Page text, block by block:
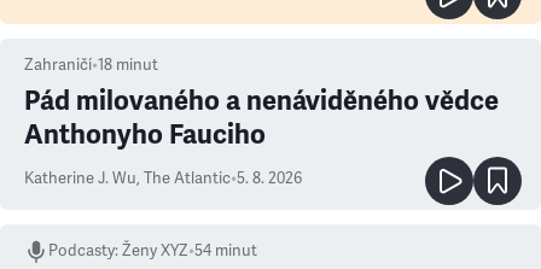
Zahraničí•18 minut
Pád milovaného a nenáviděného vědce
Anthonyho Fauciho
Katherine J. Wu, The Atlantic•5. 8. 2026
Podcasty:Ženy XYZ•54 minut